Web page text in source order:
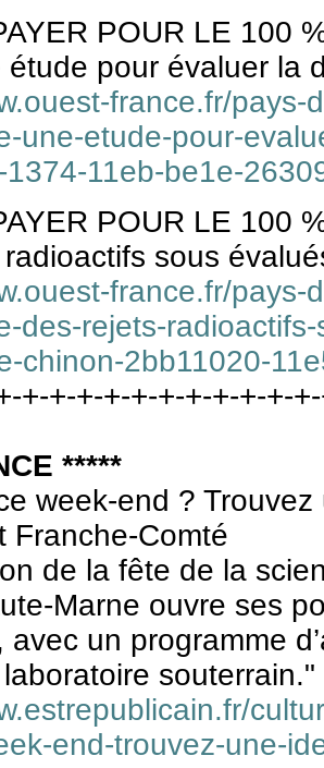
POUR LE 100
étude pour évaluer la
france.fr/pays-
une-etude-pour-
11eb-be1e-
POUR LE 100
sous
france.fr/pays-
des-rejets-
chinon-2bb11020-
+-+-+-+-+-+-+-+-+-+-
*****
week-end ?
Franche-Comté
de la fête de la
Marne ouvre ses
avec un programme
souterrain."
end-trouvez-une-